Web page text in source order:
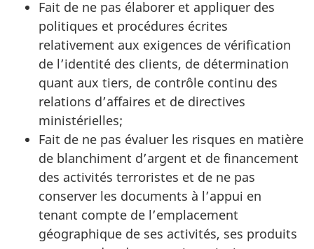
Fait de ne pas élaborer et appliquer des
politiques et procédures écrites
relativement aux exigences de vérification
de l’identité des clients, de détermination
quant aux tiers, de contrôle continu des
relations d’affaires et de directives
ministérielles;
Fait de ne pas évaluer les risques en matière
de blanchiment d’argent et de financement
des activités terroristes et de ne pas
conserver les documents à l’appui en
tenant compte de l’emplacement
géographique de ses activités, ses produits